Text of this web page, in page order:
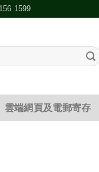
1599
雲端網頁及電郵寄存